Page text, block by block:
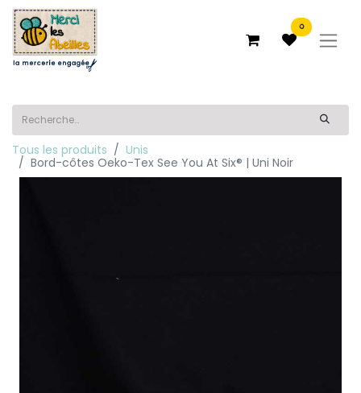
0
Tous les produits
Unis
Bord-côtes Oeko-Tex See You At Six® | Uni Noir